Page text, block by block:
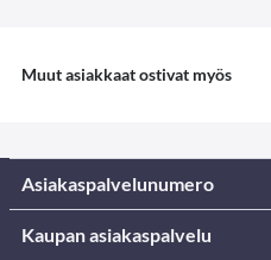
Muut asiakkaat ostivat myös
Asiakaspalvelunumero
Kaupan asiakaspalvelu